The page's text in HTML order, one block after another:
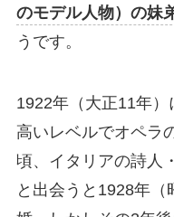
のモデル人物）の妹
うです。
1922年（大正11年
高いレベルでオペラ
頃、イタリアの詩人
と出会うと1928年